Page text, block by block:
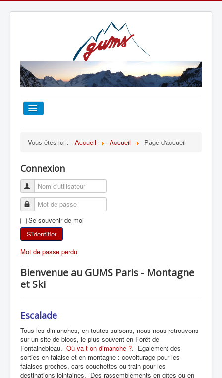
ESCALADE
ALPINISME
SKI DE RANDONNÉE
RANDONNÉE PÉDESTRE
RANDONNÉE SPORTIVE
Vous êtes ici : Accueil Accueil Page d'accueil
Connexion
Se souvenir de moi
S'identifier
Mot de passe perdu
Bienvenue au GUMS Paris - Montagne
et Ski
Escalade
Tous les dimanches, en toutes saisons, nous nous retrouvons
sur un site de blocs, le plus souvent en Forêt de
Fontainebleau. Où va-t-on dimanche ?. Egalement des
sorties en falaise et en montagne : covoiturage pour les
falaises proches, cars couchettes ou train pour les
destinations lointaines. Des rassemblements en gîtes ou en